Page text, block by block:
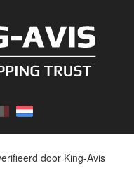
door King-Avis